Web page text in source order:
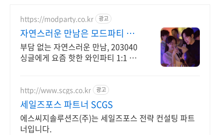
https://modparty.co.kr 광고
자연스러운 만남은 모드파티 검
증된 싱글 로테이션 파티
부담 없는 자연스러운 만남, 203040
싱글에게 요즘 핫한 와인파티 1:1 성
티
http://www.scgs.co.kr 광고
세일즈포스 파트너 SCGS
에스씨지솔루션즈(주)는 세일즈포스 전략 컨설팅 파트
너입니다.